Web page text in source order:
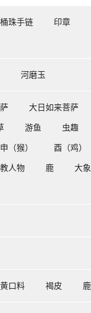
桶珠手链 印章
河磨玉
大日如来菩萨
游鱼 虫趣
申（猴） 酉（鸡）
人物 鹿 大象
黄口料 褐皮